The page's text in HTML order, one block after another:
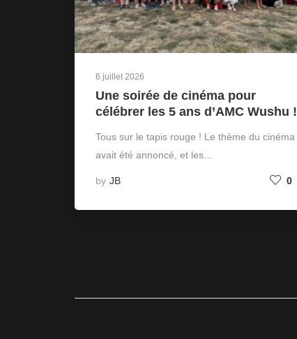
6 juillet 2026
Une soirée de cinéma pour
célébrer les 5 ans d’AMC Wushu !
Tous sur le tapis rouge ! Le thème du cinéma
avait été annoncé, et les…
by JB 0